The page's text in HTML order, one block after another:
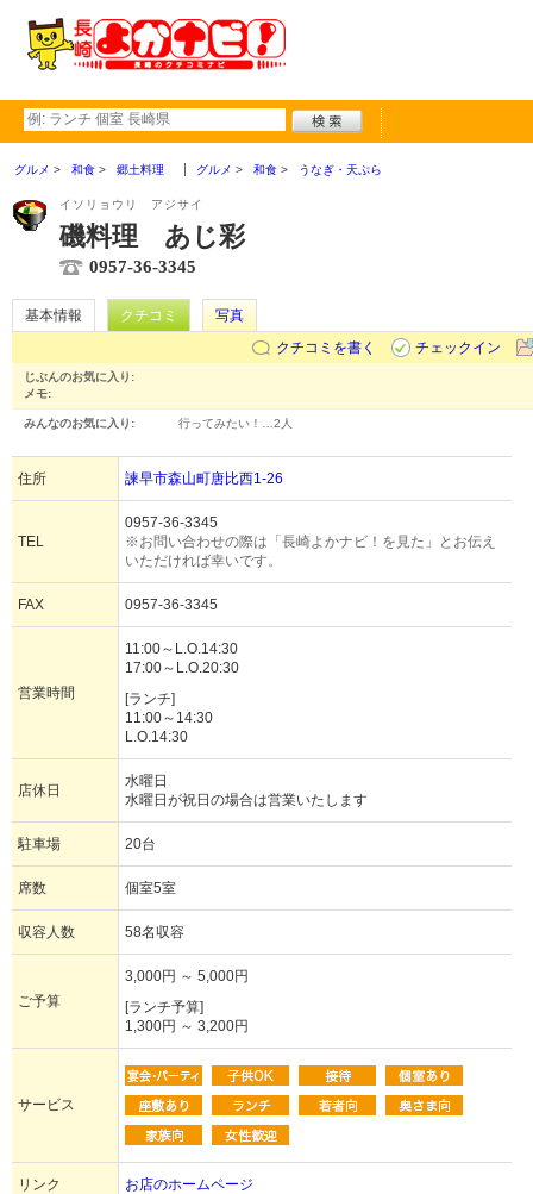
グルメ 和食 郷土料理 グルメ 和食 うなぎ・天ぷら
イソリョウリ アジサイ
磯料理 あじ彩
0957-36-3345
基本情報 クチコミ
写真
クチコミを書く
チェックイン
じぶんのお気に入り:
メモ:
みんなのお気に入り: 行ってみたい！… 2人
住所 諫早市森山町唐比西1-26
TEL
0957-36-3345
※お問い合わせの際は「長崎よかナビ！を見た」とお伝え
いただければ幸いです。
FAX 0957-36-3345
営業時間
11:00～L.O.14:30
17:00～L.O.20:30
[ランチ]
11:00～14:30
L.O.14:30
店休日
水曜日
水曜日が祝日の場合は営業いたします
駐車場 20台
席数 個室5室
収容人数 58名収容
ご予算
3,000円 ～ 5,000円
[ランチ予算]
1,300円 ～ 3,200円
サービス
リンク お店のホームページ